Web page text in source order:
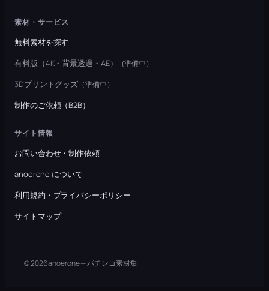
素材・サービス
無料素材を探す
有料版（4K・背景透過・AE）
（準備中）
3Dプリントグッズ （準備中）
制作のご依頼（B2B）
サイト情報
お問い合わせ・制作依頼
anoerone について
利用規約・プライバシーポリシー
サイトマップ
© 2026 anoerone — パチンコ素材集